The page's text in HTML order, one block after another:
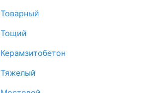
Товарный
Тощий
Керамзитобетон
Тяжелый